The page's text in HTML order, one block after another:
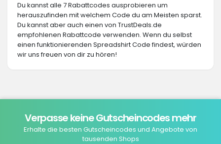
Du kannst alle 7 Rabattcodes ausprobieren um
herauszufinden mit welchem Code du am Meisten sparst.
Du kannst aber auch einen von TrustDeals.de
empfohlenen Rabattcode verwenden. Wenn du selbst
einen funktionierenden Spreadshirt Code findest, würden
wir uns freuen von dir zu hören!
Verpasse keine Gutscheincodes mehr
Erhalte die besten Gutscheincodes und Angebote von
tausenden Shops